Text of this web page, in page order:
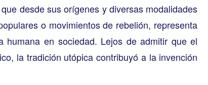
desde sus orígenes y diversas modalidades
o movimientos de rebelión, representa
en sociedad. Lejos de admitir que el
la tradición utópica contribuyó a la invención